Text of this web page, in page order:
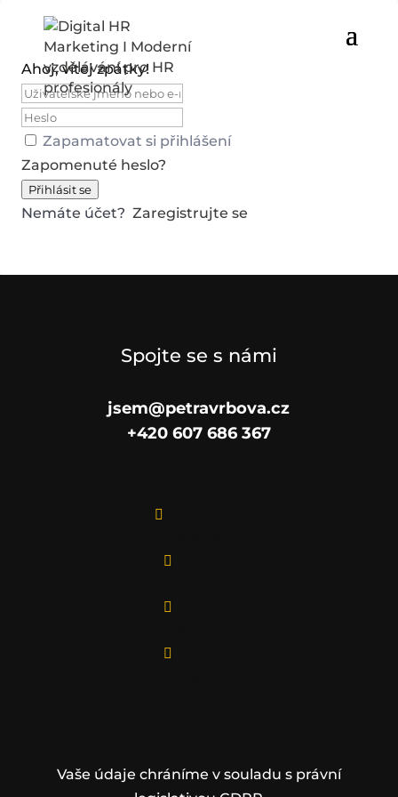
Ahoj, vítej zpátky!
Zapamatovat si přihlášení
Zapomenuté heslo?
Přihlásit se
Nemáte účet? Zaregistrujte se
Spojte se s námi
jsem@petravrbova.cz
+420 607 686 367




Vaše údaje chráníme v souladu s právní